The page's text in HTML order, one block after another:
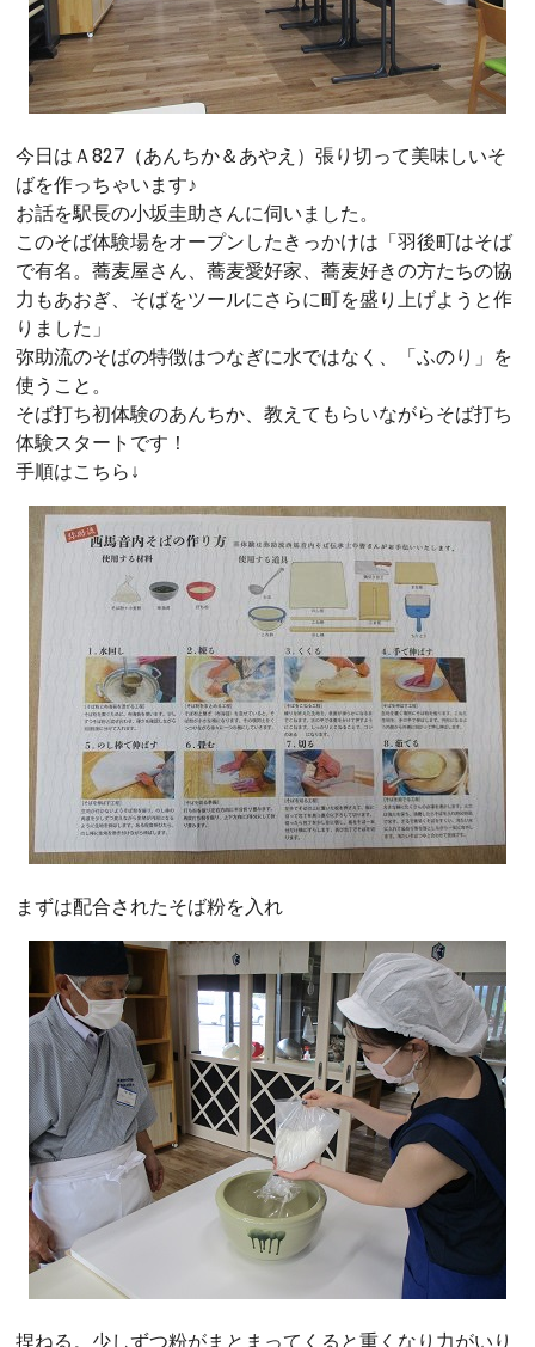
今日はＡ827（あんちか＆あやえ）張り切って美味しいそ
ばを作っちゃいます♪
お話を駅長の小坂圭助さんに伺いました。
このそば体験場をオープンしたきっかけは「羽後町はそば
で有名。蕎麦屋さん、蕎麦愛好家、蕎麦好きの方たちの協
力もあおぎ、そばをツールにさらに町を盛り上げようと作
りました」
弥助流のそばの特徴はつなぎに水ではなく、「ふのり」を
使うこと。
そば打ち初体験のあんちか、教えてもらいながらそば打ち
体験スタートです！
手順はこちら↓
まずは配合されたそば粉を入れ
捏ねる。少しずつ粉がまとまってくると重くなり力がいり